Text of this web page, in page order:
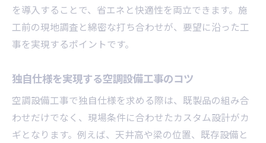
を導入することで、省エネと快適性を両立できます。施
工前の現地調査と綿密な打ち合わせが、要望に沿った工
事を実現するポイントです。
独自仕様を実現する空調設備工事のコツ
空調設備工事で独自仕様を求める際は、既製品の組み合
わせだけでなく、現場条件に合わせたカスタム設計がカ
ギとなります。例えば、天井高や梁の位置、既存設備と